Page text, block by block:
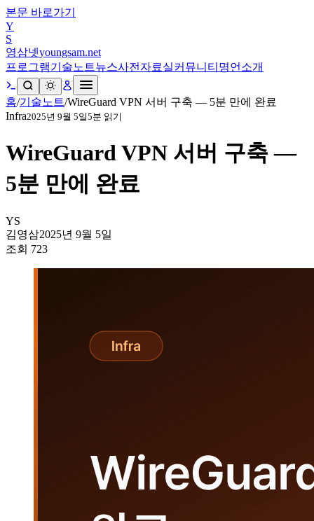
본문 바로가기
Y
S
영삼넷youngsam.net
프로그램기술노트뉴스사전 자료실커뮤니티 명언 소개
홈/기술노트/WireGuard VPN 서버 구축 — 5분 만에 완료
Infra2025년 9월 5일5분 읽기
WireGuard VPN 서버 구축 —
5분 만에 완료
YS
김영삼2025년 9월 5일
조회 723